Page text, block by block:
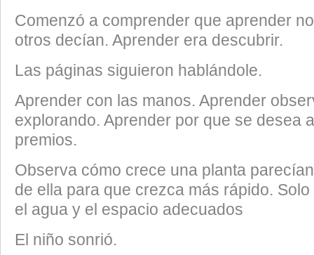
Comenzó a comprender que aprender
otros decían. Aprender era descubrir.
Las páginas siguieron hablándole.
Aprender con las manos. Aprender
explorando. Aprender por que se desea
premios.
Observa cómo crece una planta
de ella para que crezca más rápido.
el agua y el espacio adecuados
El niño sonrió.